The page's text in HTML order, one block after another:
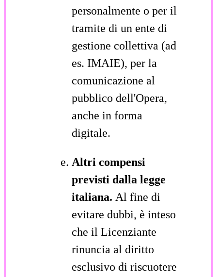
personalmente o per il
tramite di un ente di
gestione collettiva (ad
es. IMAIE), per la
comunicazione al
pubblico dell'Opera,
anche in forma
digitale.
Altri compensi
previsti dalla legge
italiana. Al fine di
evitare dubbi, è inteso
che il Licenziante
rinuncia al diritto
esclusivo di riscuotere